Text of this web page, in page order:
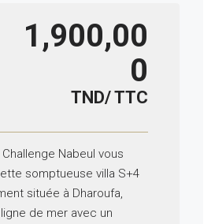
1,900,00
0
TND/ TTC
Nabeul vous
somptueuse villa S+4
située à Dharoufa,
de mer avec un